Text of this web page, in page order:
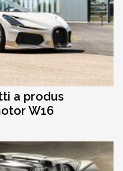
a produs
W16